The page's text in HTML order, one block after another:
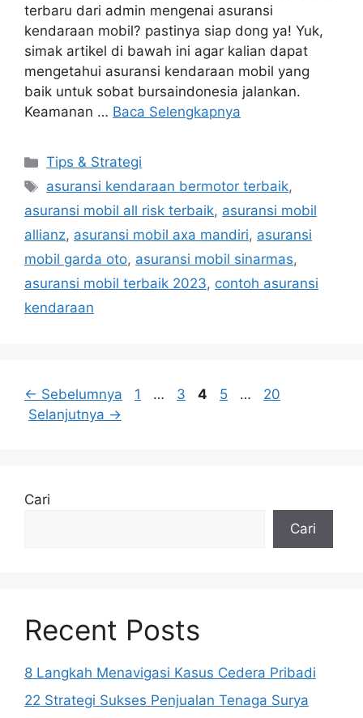
terbaru dari admin mengenai asuransi
kendaraan mobil? pastinya siap dong ya! Yuk,
simak artikel di bawah ini agar kalian dapat
mengetahui asuransi kendaraan mobil yang
baik untuk sobat bursaindonesia jalankan.
Keamanan … Baca Selengkapnya
Kategori
Tips & Strategi
Tag
asuransi kendaraan bermotor terbaik,
asuransi mobil all risk terbaik, asuransi mobil
allianz, asuransi mobil axa mandiri, asuransi
mobil garda oto, asuransi mobil sinarmas,
asuransi mobil terbaik 2023, contoh asuransi
kendaraan
← Sebelumnya Halaman
1 … Halaman
3 Halaman
4 Halaman
5 … Halaman
20
Selanjutnya →
Cari
Cari
Recent Posts
8 Langkah Menavigasi Kasus Cedera Pribadi
22 Strategi Sukses Penjualan Tenaga Surya